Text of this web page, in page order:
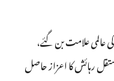
علامت بن گئے،
رہائش کا اعزاز حاصل